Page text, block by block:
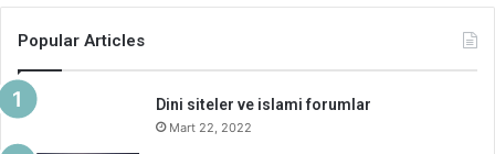
Popular Articles
Dini siteler ve islami forumlar
Mart 22, 2022